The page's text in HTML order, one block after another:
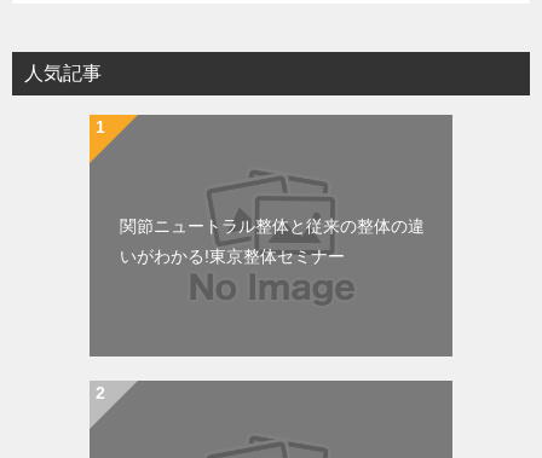
人気記事
関節ニュートラル整体と従来の整体の違
いがわかる!東京整体セミナー